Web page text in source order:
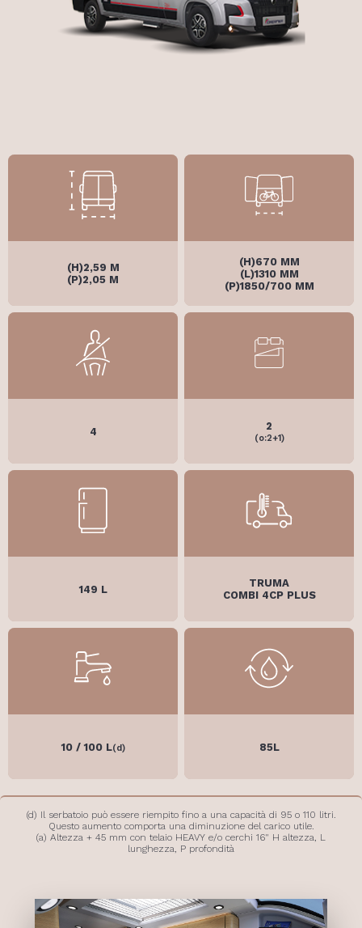
(H)2,59 M
(P)2,05 M
(H)670 MM
(L)1310 MM
(P)1850/700 MM
4 2
(o:2+1)
149 L
TRUMA
COMBI 4CP PLUS
10 / 100 L(d) 85L
(d) Il serbatoio può essere riempito fino a una capacità di 95 o 110 litri.
Questo aumento comporta una diminuzione del carico utile.
(a) Altezza + 45 mm con telaio HEAVY e/o cerchi 16" H altezza, L
lunghezza, P profondità